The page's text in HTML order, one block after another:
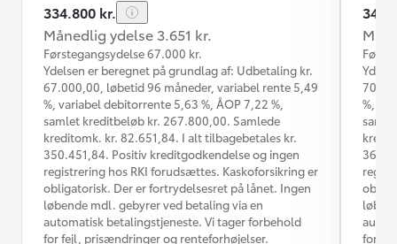
334.800 kr.
Månedlig ydelse 3.651 kr.
Førstegangsydelse 67.000 kr.
Ydelsen er beregnet på grundlag af: Udbetaling kr.
67.000,00, løbetid 96 måneder, variabel rente 5,49
%, variabel debitorrente 5,63 %, ÅOP 7,22 %,
samlet kreditbeløb kr. 267.800,00. Samlede
kreditomk. kr. 82.651,84. I alt tilbagebetales kr.
350.451,84. Positiv kreditgodkendelse og ingen
registrering hos RKI forudsættes. Kaskoforsikring er
obligatorisk. Der er fortrydelsesret på lånet. Ingen
løbende mdl. gebyrer ved betaling via en
automatisk betalingstjeneste. Vi tager forbehold
for fejl, prisændringer og renteforhøjelser.
%,
for